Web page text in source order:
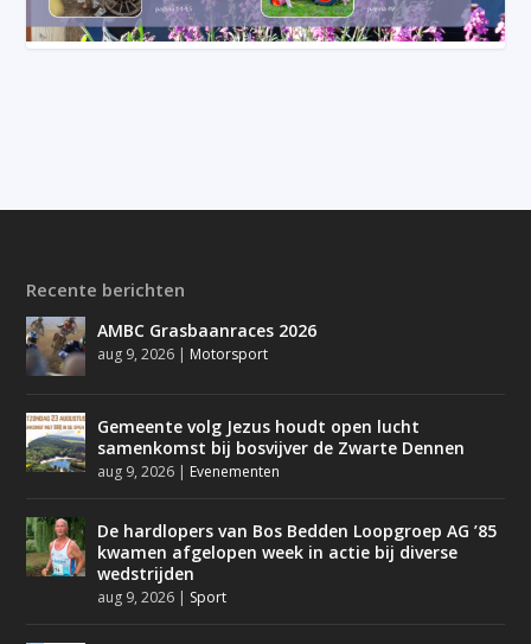
Recente berichten
AMBC Grasbaanraces 2026
aug 9, 2026 | Motorsport
Gemeente volg Jezus houdt open lucht
samenkomst bij bosvijver de Zwarte Dennen
aug 9, 2026 | Evenementen
De hardlopers van Bos Bedden Loopgroep AG ’85
kwamen afgelopen week in actie bij diverse
wedstrijden
aug 9, 2026 | Sport